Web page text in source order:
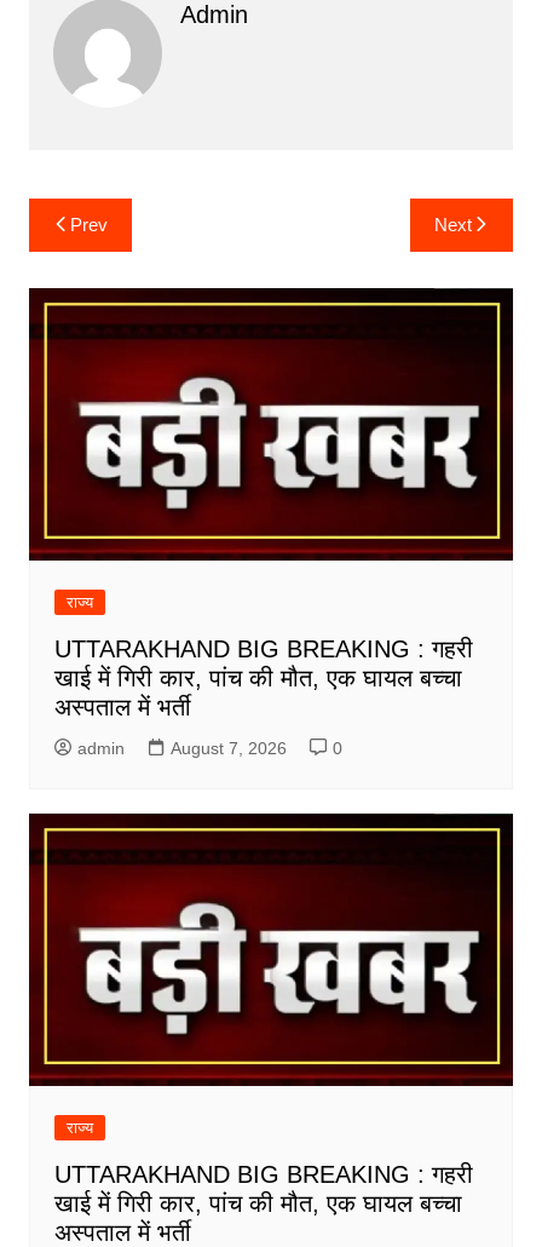
Admin
Post
navigation
Prev Next
राज्य
UTTARAKHAND BIG BREAKING : गहरी
खाई में गिरी कार, पांच की मौत, एक घायल बच्चा
अस्पताल में भर्ती
admin August 7, 2026 0
राज्य
UTTARAKHAND BIG BREAKING : गहरी
खाई में गिरी कार, पांच की मौत, एक घायल बच्चा
अस्पताल में भर्ती